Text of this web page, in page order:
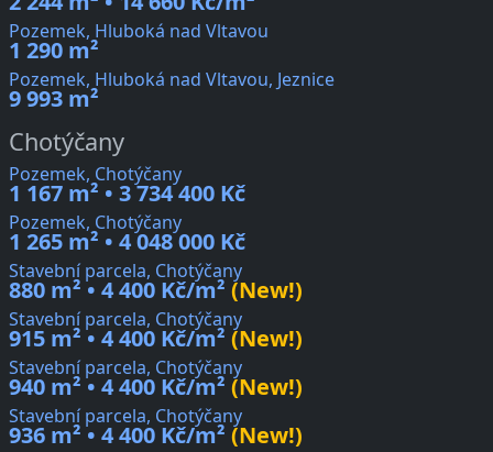
Pozemek, Hluboká nad Vltavou
1 290 m²
Pozemek, Hluboká nad Vltavou, Jeznice
9 993 m²
Chotýčany
Pozemek, Chotýčany
1 167 m² • 3 734 400 Kč
Pozemek, Chotýčany
1 265 m² • 4 048 000 Kč
Stavební parcela, Chotýčany
880 m² • 4 400 Kč/m² (New!)
Stavební parcela, Chotýčany
915 m² • 4 400 Kč/m² (New!)
Stavební parcela, Chotýčany
940 m² • 4 400 Kč/m² (New!)
Stavební parcela, Chotýčany
936 m² • 4 400 Kč/m² (New!)